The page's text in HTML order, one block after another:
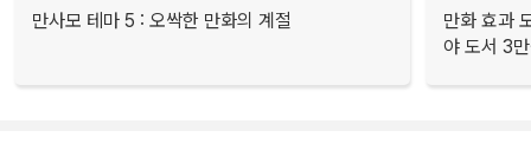
만사모 테마 5 : 오싹한 만화의 계절
만화 효과
야 도서 3